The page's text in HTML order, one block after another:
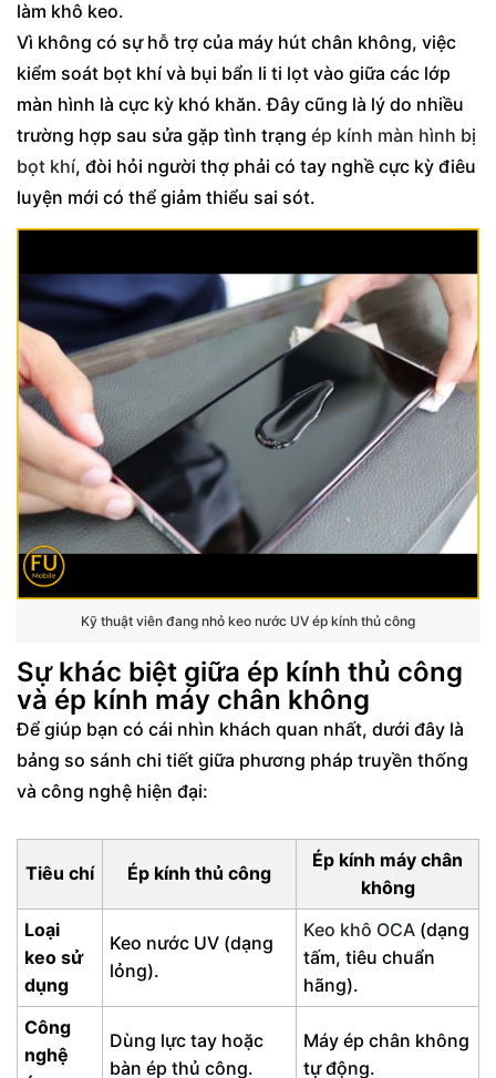
làm khô keo.
Vì không có sự hỗ trợ của máy hút chân không, việc
kiểm soát bọt khí và bụi bẩn li ti lọt vào giữa các lớp
màn hình là cực kỳ khó khăn. Đây cũng là lý do nhiều
trường hợp sau sửa gặp tình trạng ép kính màn hình bị
bọt khí, đòi hỏi người thợ phải có tay nghề cực kỳ điêu
luyện mới có thể giảm thiểu sai sót.
Kỹ thuật viên đang nhỏ keo nước UV ép kính thủ công
Sự khác biệt giữa ép kính thủ công
và ép kính máy chân không
Để giúp bạn có cái nhìn khách quan nhất, dưới đây là
bảng so sánh chi tiết giữa phương pháp truyền thống
và công nghệ hiện đại:
Tiêu chí Ép kính thủ công
Ép kính máy chân
không
Loại
keo sử
dụng
Keo nước UV (dạng
lỏng).
Keo khô OCA (dạng
tấm, tiêu chuẩn
hãng).
Công
nghệ
Dùng lực tay hoặc
bàn ép thủ công.
Máy ép chân không
tự động.